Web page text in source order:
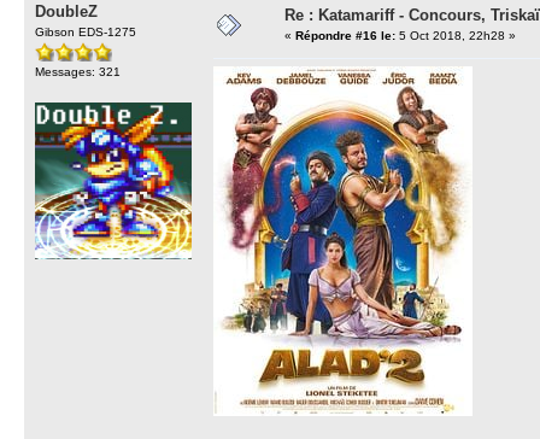
DoubleZ
Gibson EDS-1275
Messages: 321
Re : Katamariff - Concours,
« Répondre #16 le: 5 Oct 2018, 22h28 »